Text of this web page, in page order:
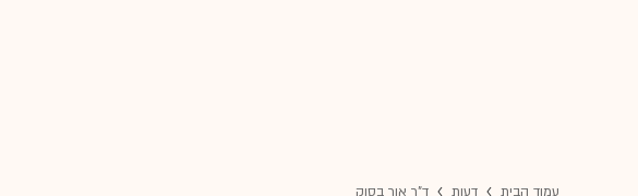
עמוד הבית דעות ד"ר אור בסוק